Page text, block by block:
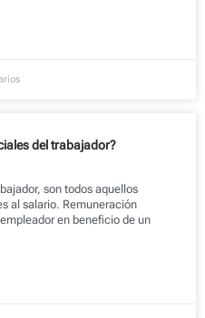
del trabajador?
son todos aquellos
al salario. Remuneración
en beneficio de un